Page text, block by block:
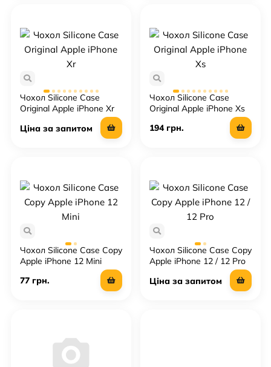
Чохол Silicone Case
Original Apple iPhone Xr
Ціна за запитом
Чохол Silicone Case
Original Apple iPhone Xs
194 грн.
Чохол Silicone Case Copy
Apple iPhone 12 Mini
77 грн.
Чохол Silicone Case Copy
Apple iPhone 12 / 12 Pro
Ціна за запитом